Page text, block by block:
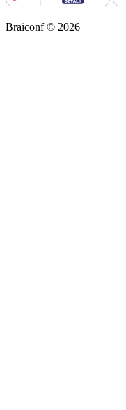
Braiconf © 2026